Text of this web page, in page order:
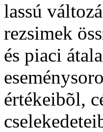
lassú
rezsimek
és piaci
értékeibõl,